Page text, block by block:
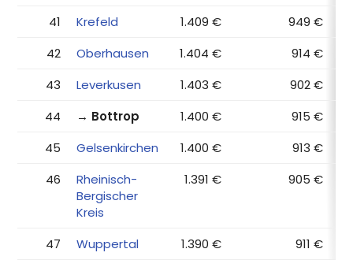
41 Krefeld 1.409 €
949 €
42
Oberhausen 1.404 €
914 €
43
Leverkusen 1.403 €
902 €
44
→ Bottrop 1.400 €
915 €
45
Gelsenkirchen 1.400 €
913 €
46
Rheinisch-
Bergischer
Kreis
1.391 € 905 €
47 Wuppertal 1.390 €
911 €